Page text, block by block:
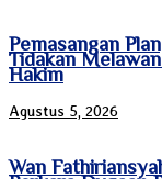
Pemasangan
Tidakan
Hakim
Agustus 5, 2026
Wan